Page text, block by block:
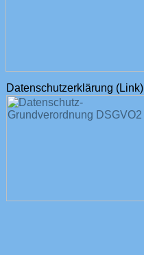
Datenschutzerklärung (Link)